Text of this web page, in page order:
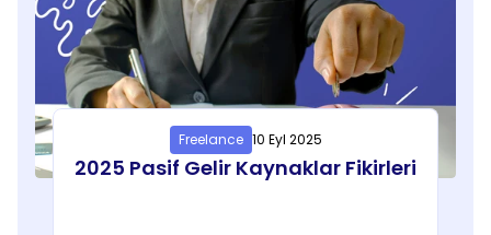
Freelance 10 Eyl 2025
2025 Pasif Gelir Kaynaklar Fikirleri